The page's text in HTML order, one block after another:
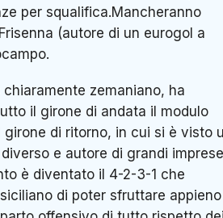
per squalifica.Mancheranno
(autore di un eurogol a
chiaramente zemaniano, ha
il girone di andata il modulo
di ritorno, in cui si è visto
e autore di grandi
è diventato il 4-2-3-1 che
di poter sfruttare appieno